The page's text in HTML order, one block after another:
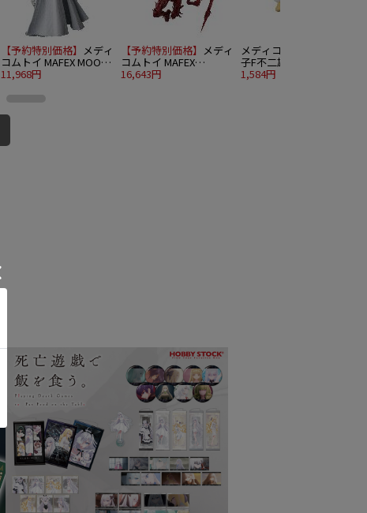
【予約特別価格】 メディ
コムトイ MAFEX MOON
KNIGHT
11,968円
【予約特別価格】 メディ
コムトイ MAFEX
CARNAGE (Venom: Let
16,643円
メディコムトイ UDF 藤
子F不二雄作品シリーズ
18 バッティングドラえ
1,584円